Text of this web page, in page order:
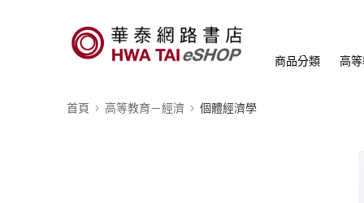
商品分類 高
首頁 高等教育－經濟 個體經濟學